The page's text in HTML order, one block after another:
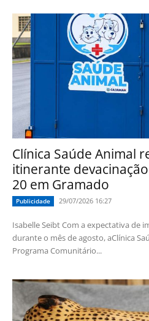
Clínica Saúde Animal
itinerante
20 em Gramado
Publicidade 29/07/2026 16:27
Isabelle Seibt Com a expectativa de imunizar mais de 10 mil animais
durante o mês de agosto, aClínica
Programa Comunitário...